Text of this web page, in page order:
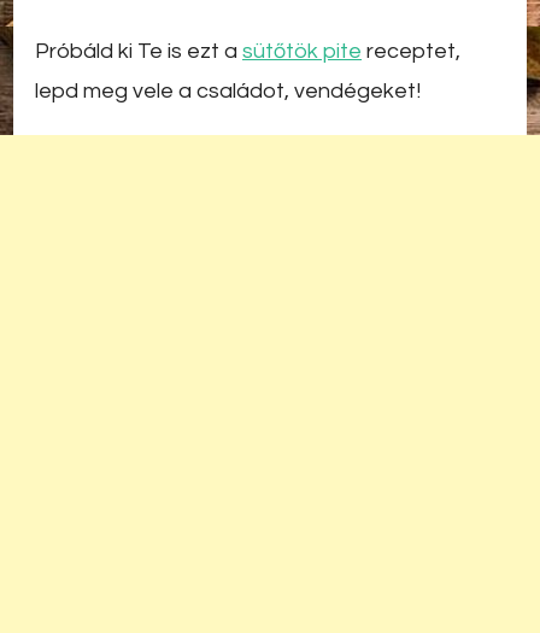
Próbáld ki Te is ezt a sütőtök pite receptet,
lepd meg vele a családot, vendégeket!